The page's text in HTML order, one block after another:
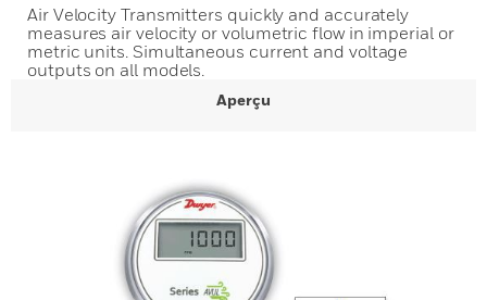
Air Velocity Transmitters quickly and accurately
measures air velocity or volumetric flow in imperial or
metric units. Simultaneous current and voltage
outputs on all models.
Aperçu